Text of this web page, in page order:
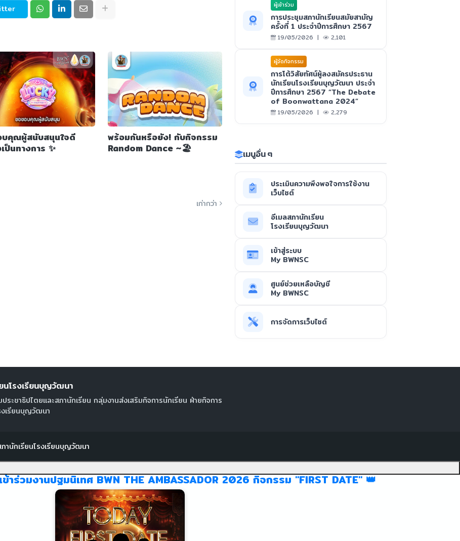
บคุณผู้สนับสนุนใจดี
ป็นทางการ ✨
พร้อมกันหรือยัง! กับกิจกรรม
Random Dance ~🏖️
เก่ากว่า
ผู้เข้าร่วม
การประชุมสภานักเรียนสมัยสามัญ
ครั้งที่ 1 ประจำปีการศึกษา 2567
19/05/2026 | 2,101
ผูัจัดกิจกรรม
การโต้วิสัยทัศน์ผู้ลงสมัครประธาน
นักเรียนโรงเรียนบุญวัฒนา ประจำ
ปีการศึกษา 2567 “The Debate
of Boonwattana 2024”
19/05/2026 | 2,279
เมนูอื่น ๆ
ประเมินความพึงพอใจการใช้งาน
เว็บไซต์
อีเมลสภานักเรียน
โรงเรียนบุญวัฒนา
เข้าสู่ระบบ
My BWNSC
ศูนย์ช่วยเหลือบัญชี
My BWNSC
การจัดการเว็บไซต์
นโรงเรียนบุญวัฒนา
ประชาธิปไตยและสภานักเรียน กลุ่มงานส่งเสริมกิจการนักเรียน ฝ่ายกิจการ
งเรียนบุญวัฒนา
านักเรียนโรงเรียนบุญวัฒนา
าร่วมงานปฐมนิเทศ BWN THE AMBASSADOR 2026 กิจกรรม "FIRST DATE" 👑